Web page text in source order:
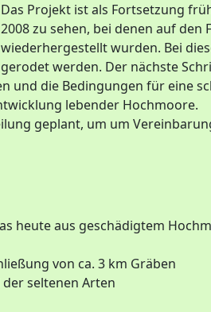
Das Projekt ist als Fortsetzung
2008 zu sehen, bei denen auf
wiederhergestellt wurden. Bei
gerodet werden. Der nächste
und die Bedingungen für eine
lebender Hochmoore.
geplant, um um
heute aus geschädigtem
von ca. 3 km Gräben
seltenen Arten